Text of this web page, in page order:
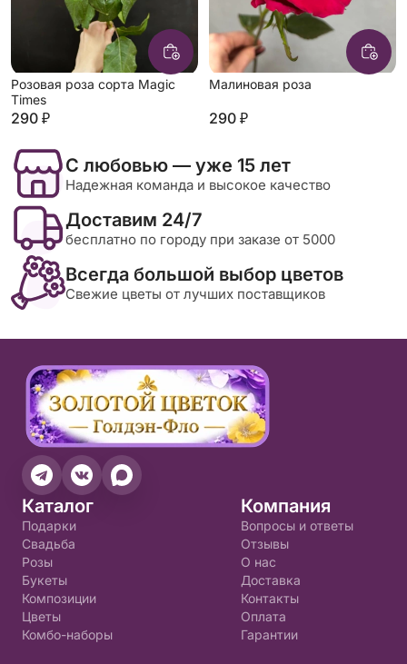
Розовая роза сорта Magic
Times
290 ₽
Малиновая роза
290 ₽
С любовью — уже 15 лет
Надежная команда и высокое качество
Доставим 24/7
бесплатно по городу при заказе от 5000
Всегда большой выбор цветов
Свежие цветы от лучших поставщиков
Каталог
Подарки
Свадьба
Розы
Букеты
Композиции
Цветы
Комбо-наборы
Компания
Вопросы и ответы
Отзывы
О нас
Доставка
Контакты
Оплата
Гарантии